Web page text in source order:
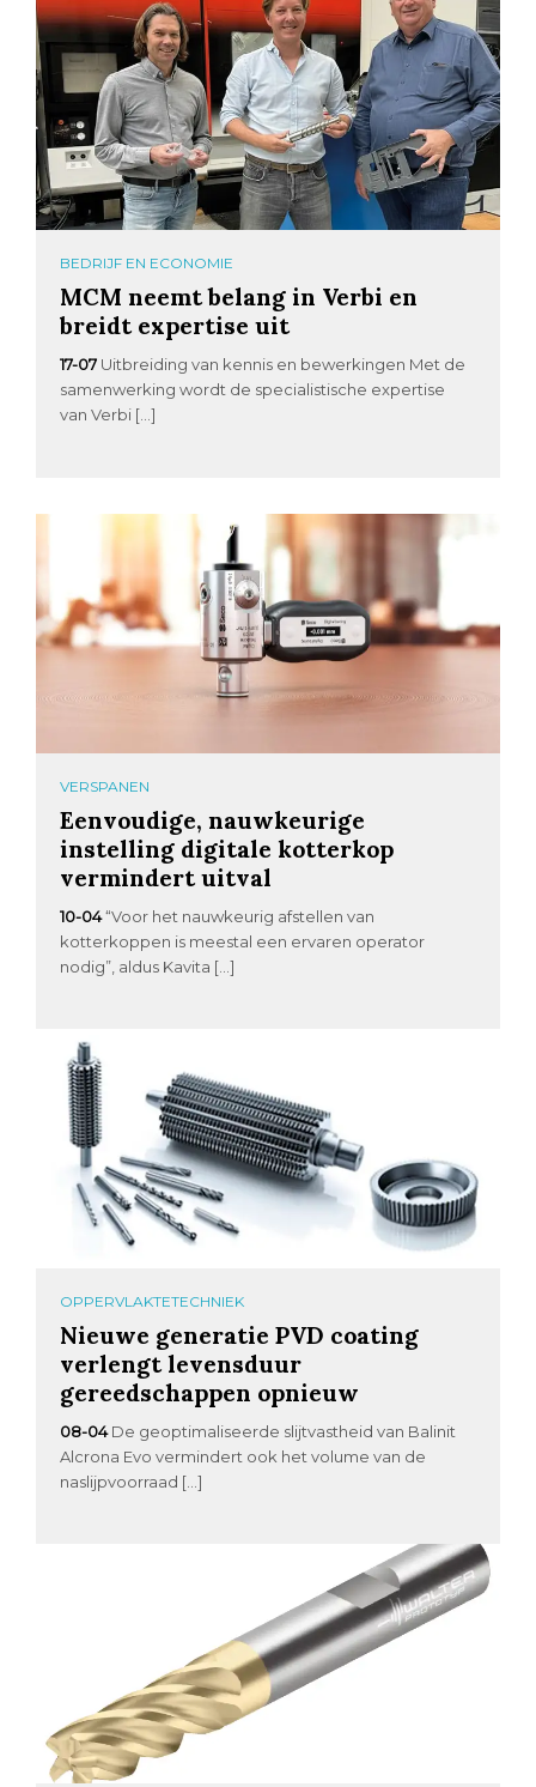
BEDRIJF EN ECONOMIE
MCM neemt belang in Verbi en
breidt expertise uit
17-07 Uitbreiding van kennis en bewerkingen Met de
samenwerking wordt de specialistische expertise
van Verbi […]
VERSPANEN
Eenvoudige, nauwkeurige
instelling digitale kotterkop
vermindert uitval
10-04“Voor het nauwkeurig afstellen van
kotterkoppen is meestal een ervaren operator
nodig”, aldus Kavita […]
OPPERVLAKTETECHNIEK
Nieuwe generatie PVD coating
verlengt levensduur
gereedschappen opnieuw
08-04 De geoptimaliseerde slijtvastheid van Balinit
Alcrona Evo vermindert ook het volume van de
naslijpvoorraad […]